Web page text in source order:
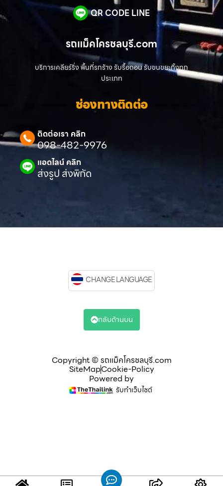
QR CODE LINE
รถแม็คโครชลบุรี.com
บริการเคลียร์ริ่ง พื้นที่รกร้าง รับรื้อถอน รับขนขยะทิ้งทุก
ประเภท
ช่องทางติดต่อ
ติดต่อเรา คลิก
098-482-9976
แอดไลน์ คลิก
ส่งรูป ส่งพิกัด
Copyright © รถแม็คโครชลบุรี.com
SiteMapCookie-Policy
Powered by
รับทำเว็บไซต์
CHANGE LANGUAGE
กลับด้านบน